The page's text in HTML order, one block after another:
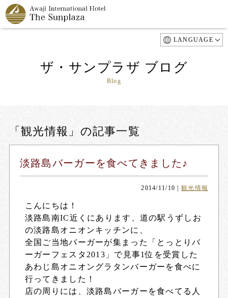
LANGUAGE
ザ・サンプラザ ブログ
Blog
「観光情報」の記事一覧
淡路島バーガーを食べてきました♪
2014/11/10 観光情報
こんにちは！
淡路島南IC近くにあります、道の駅うずしお
の淡路島オニオンキッチンに、
全国ご当地バーガーが集まった「とっとりバ
ーガーフェスタ2013」で見事1位を受賞した
あわじ島オニオングラタンバーガー を食べに
行ってきました！
店の周りには、淡路島バーガーを食べてる人